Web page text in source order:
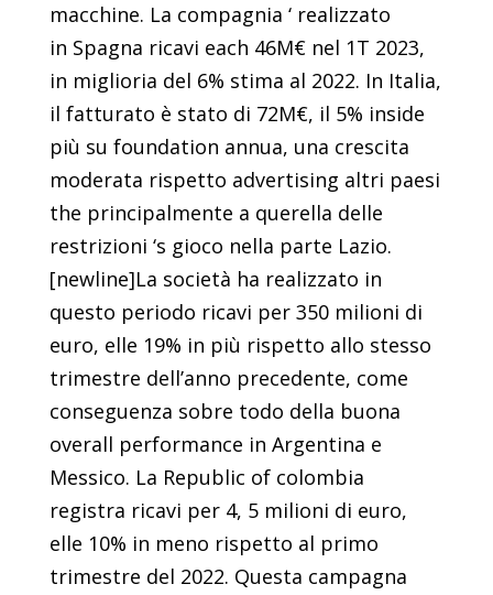
macchine. La compagnia ‘ realizzato
in Spagna ricavi each 46M€ nel 1T 2023,
in miglioria del 6% stima al 2022. In Italia,
il fatturato è stato di 72M€, il 5% inside
più su foundation annua, una crescita
moderata rispetto advertising altri paesi
the principalmente a querella delle
restrizioni ‘s gioco nella parte Lazio.
[newline]La società ha realizzato in
questo periodo ricavi per 350 milioni di
euro, elle 19% in più rispetto allo stesso
trimestre dell’anno precedente, come
conseguenza sobre todo della buona
overall performance in Argentina e
Messico. La Republic of colombia
registra ricavi per 4, 5 milioni di euro,
elle 10% in meno rispetto al primo
trimestre del 2022. Questa campagna